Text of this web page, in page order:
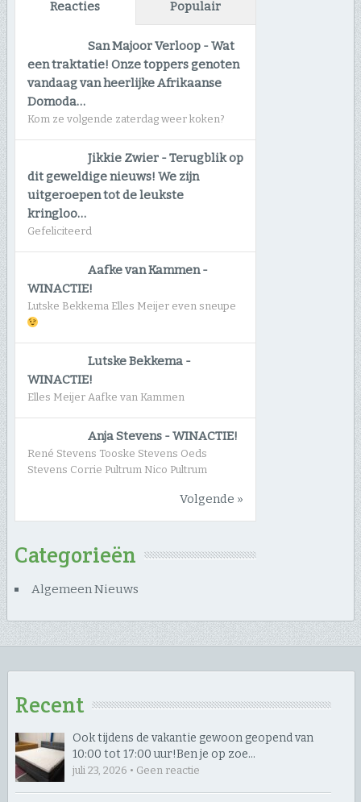
Reacties Populair
San Majoor Verloop -Wat
een traktatie! Onze toppers genoten
vandaag van heerlijke Afrikaanse
Domoda…
Kom ze volgende zaterdag weer koken?
Jikkie Zwier -Terugblik op
dit geweldige nieuws! We zijn
uitgeroepen tot de leukste
kringloo…
Gefeliciteerd
Aafke van Kammen-
WINACTIE!
Lutske Bekkema Elles Meijer even sneupe
Lutske Bekkema -
WINACTIE!
Elles Meijer Aafke van Kammen
Anja Stevens -WINACTIE!
René Stevens Tooske Stevens Oeds
Stevens Corrie Pultrum Nico Pultrum
Volgende »
Categorieën
Algemeen Nieuws
Recent
Ook tijdens de vakantie gewoon geopend van
10:00 tot 17:00 uur! ​Ben je op zoe…
juli 23, 2026 • Geen reactie